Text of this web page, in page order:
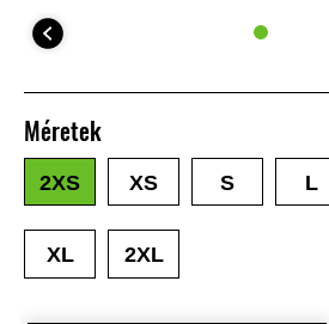
Méretek
2XS XS S L
XL 2XL